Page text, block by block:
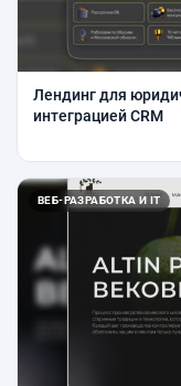
Лендинг для
интеграцией CRM
ВЕБ-РАЗРАБОТКА И IT